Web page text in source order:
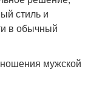
стиль и
в обычный
мужской